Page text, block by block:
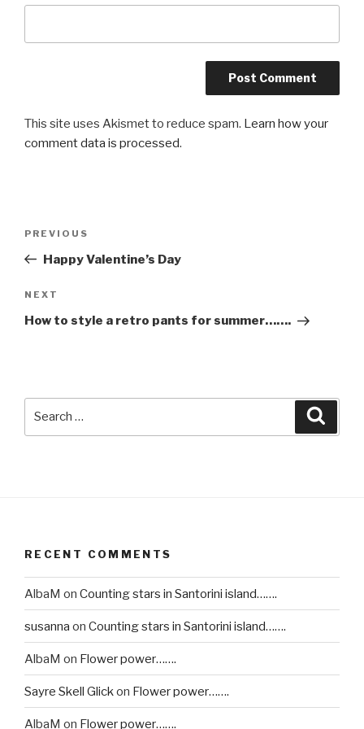
This site uses Akismet to reduce spam. Learn how your
comment data is processed.
Previous
Post
PREVIOUS
Happy Valentine’s Day
Next
Post
NEXT
How to style a retro pants for summer…….
RECENT COMMENTS
AlbaM on Counting stars in Santorini island…….
susanna on Counting stars in Santorini island…….
AlbaM on Flower power…….
Sayre Skell Glickon Flower power…….
AlbaM on Flower power…….